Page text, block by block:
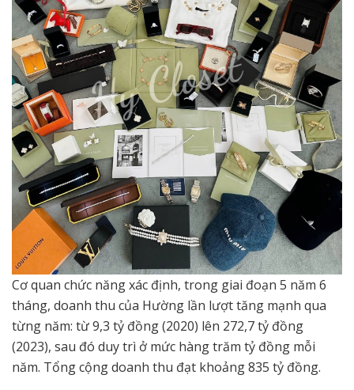
Cơ quan chức năng xác định, trong giai đoạn 5 năm 6
tháng, doanh thu của Hường lần lượt tăng mạnh qua
từng năm: từ 9,3 tỷ đồng (2020) lên 272,7 tỷ đồng
(2023), sau đó duy trì ở mức hàng trăm tỷ đồng mỗi
năm. Tổng cộng doanh thu đạt khoảng 835 tỷ đồng.